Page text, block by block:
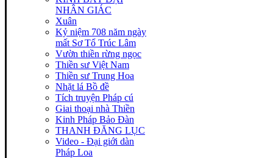
NHÂN GIÁC
Xuân
Kỷ niệm 708 năm ngày
mất Sơ Tổ Trúc Lâm
Vườn thiền rừng ngọc
Thiền sư Việt Nam
Thiền sư Trung Hoa
Nhặt lá Bồ đề
Tích truyện Pháp cú
Giai thoại nhà Thiền
Kinh Pháp Bảo Đàn
THANH ĐĂNG LỤC
Video - Đại giới dàn
Pháp Loa